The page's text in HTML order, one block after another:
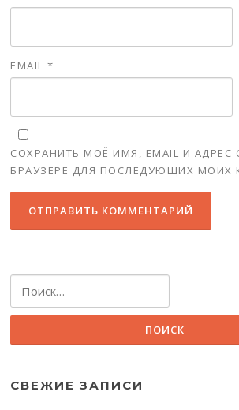
EMAIL*
СОХРАНИТЬ МОЁ ИМЯ, EMAIL И АДРЕС
БРАУЗЕРЕ ДЛЯ ПОСЛЕДУЮЩИХ МОИХ
СВЕЖИЕ ЗАПИСИ